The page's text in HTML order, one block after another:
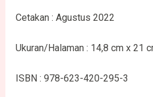
Cetakan : Agustus 2022
Ukuran/Halaman : 14,8 cm x 21
ISBN : 978-623-420-295-3